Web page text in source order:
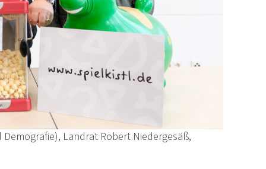
Landrat Robert Niedergesäß,